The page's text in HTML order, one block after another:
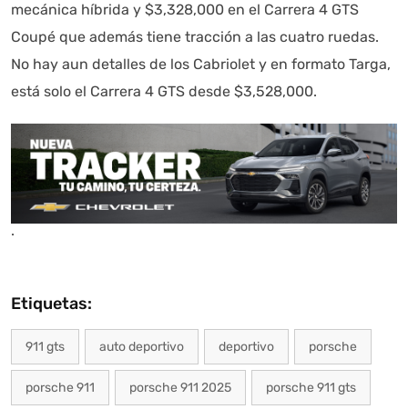
mecánica híbrida y $3,328,000 en el Carrera 4 GTS
Coupé que además tiene tracción a las cuatro ruedas.
No hay aun detalles de los Cabriolet y en formato Targa,
está solo el Carrera 4 GTS desde $3,528,000.
.
Etiquetas:
911 gts auto deportivo deportivo porsche
porsche 911 porsche 911 2025 porsche 911 gts